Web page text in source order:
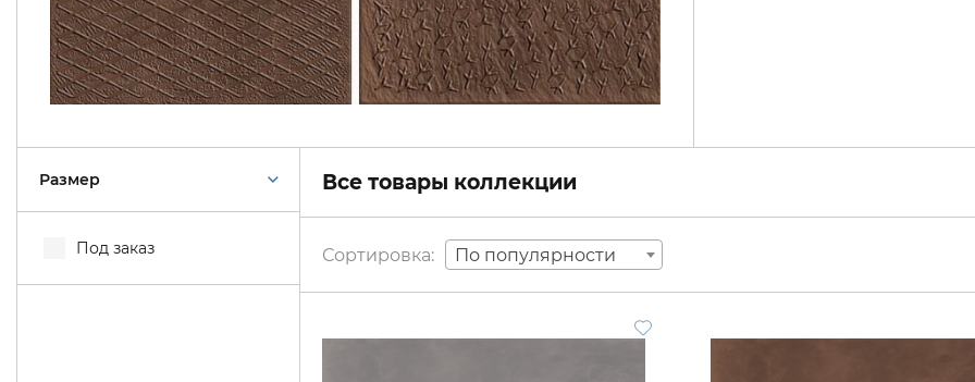
Размер
Под заказ
Все товары коллекции
По популярности